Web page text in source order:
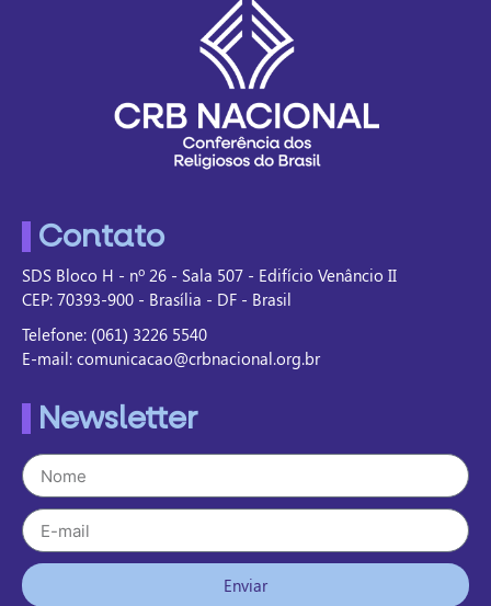
Contato
SDS Bloco H - nº 26 - Sala 507 - Edifício Venâncio II
CEP: 70393-900 - Brasília - DF - Brasil
Telefone: (061) 3226 5540
E-mail: comunicacao@crbnacional.org.br
Newsletter
Enviar